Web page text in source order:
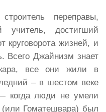
переправы,
учитель, достигший
круговорота жизней, и
Всего Джайнизм знает
все они жили в
– в шестом веке
когда люди не умели
(или Гоматешвара) был